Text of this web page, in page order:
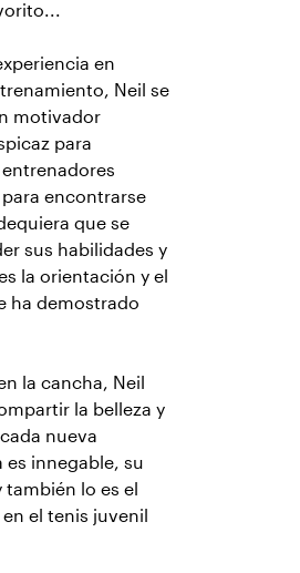
en
Neil se
motivador
para
encontrarse
que se
sus habilidades y
la orientación y el
ha demostrado
la cancha, Neil
la belleza y
nueva
es innegable, su
lo es el
el tenis juvenil